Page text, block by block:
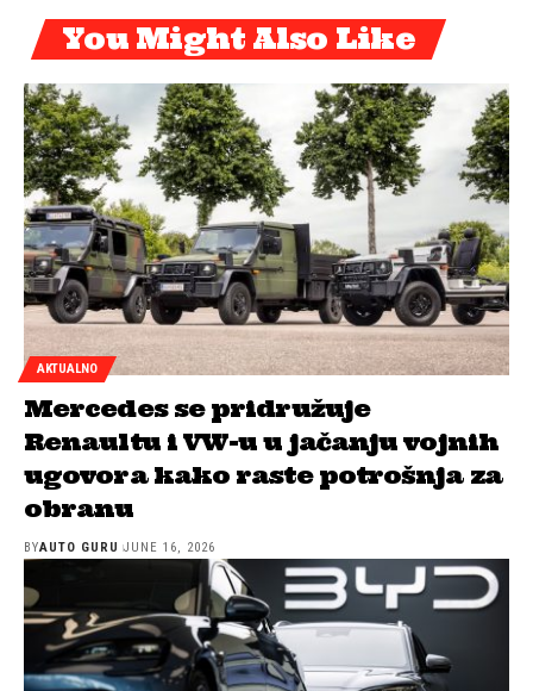
You Might Also Like
AKTUALNO
Mercedes se pridružuje
Renaultu i VW-u u jačanju vojnih
ugovora kako raste potrošnja za
obranu
BYAUTO GURU JUNE 16, 2026